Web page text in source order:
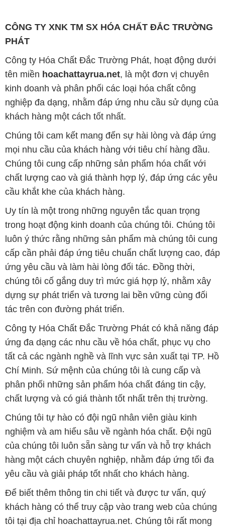
CÔNG TY XNK TM SX HÓA CHẤT ĐẮC TRƯỜNG
PHÁT
Công ty Hóa Chất Đắc Trường Phát, hoạt động dưới
tên miền hoachattayrua.net, là một đơn vị chuyên
kinh doanh và phân phối các loại hóa chất công
nghiệp đa dạng, nhằm đáp ứng nhu cầu sử dụng của
khách hàng một cách tốt nhất.
Chúng tôi cam kết mang đến sự hài lòng và đáp ứng
mọi nhu cầu của khách hàng với tiêu chí hàng đầu.
Chúng tôi cung cấp những sản phẩm hóa chất với
chất lượng cao và giá thành hợp lý, đáp ứng các yêu
cầu khắt khe của khách hàng.
Uy tín là một trong những nguyên tắc quan trọng
trong hoạt động kinh doanh của chúng tôi. Chúng tôi
luôn ý thức rằng những sản phẩm mà chúng tôi cung
cấp cần phải đáp ứng tiêu chuẩn chất lượng cao, đáp
ứng yêu cầu và làm hài lòng đối tác. Đồng thời,
chúng tôi cố gắng duy trì mức giá hợp lý, nhằm xây
dựng sự phát triển và tương lai bền vững cùng đối
tác trên con đường phát triển.
Công ty Hóa Chất Đắc Trường Phát có khả năng đáp
ứng đa dạng các nhu cầu về hóa chất, phục vụ cho
tất cả các ngành nghề và lĩnh vực sản xuất tại TP. Hồ
Chí Minh. Sứ mệnh của chúng tôi là cung cấp và
phân phối những sản phẩm hóa chất đáng tin cậy,
chất lượng và có giá thành tốt nhất trên thị trường.
Chúng tôi tự hào có đội ngũ nhân viên giàu kinh
nghiệm và am hiểu sâu về ngành hóa chất. Đội ngũ
của chúng tôi luôn sẵn sàng tư vấn và hỗ trợ khách
hàng một cách chuyên nghiệp, nhằm đáp ứng tối đa
yêu cầu và giải pháp tốt nhất cho khách hàng.
Để biết thêm thông tin chi tiết và được tư vấn, quý
khách hàng có thể truy cập vào trang web của chúng
tôi tại địa chỉ hoachattayrua.net. Chúng tôi rất mong